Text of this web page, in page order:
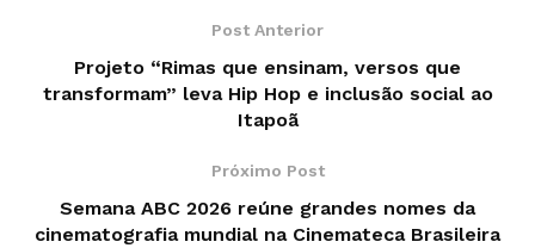
Post Anterior
Projeto “Rimas que ensinam, versos que
transformam” leva Hip Hop e inclusão social ao
Itapoã
Próximo Post
Semana ABC 2026 reúne grandes nomes da
cinematografia mundial na Cinemateca Brasileira